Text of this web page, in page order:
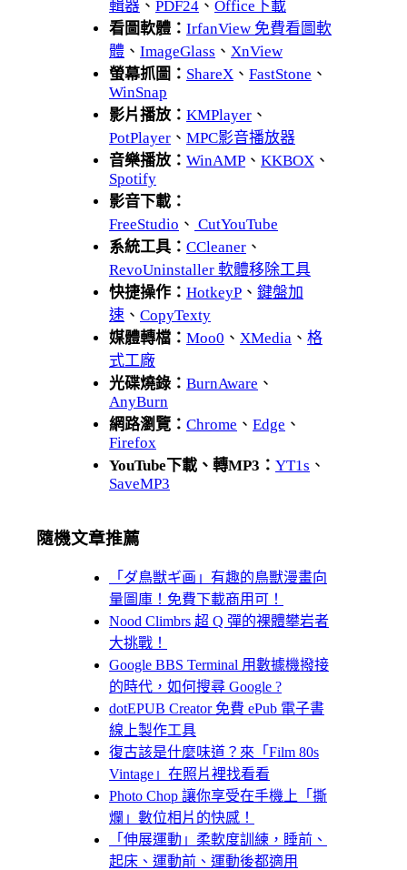
輯器 、 PDF24 、 Office下載
看圖軟體： IrfanView 免費看圖軟
體 、 ImageGlass 、 XnView
螢幕抓圖： ShareX 、 FastStone 、
WinSnap
影片播放： KMPlayer 、
PotPlayer 、 MPC影音播放器
音樂播放： WinAMP 、 KKBOX 、
Spotify
影音下載：
FreeStudio 、 CutYouTube
系統工具： CCleaner 、
RevoUninstaller 軟體移除工具
快捷操作： HotkeyP 、 鍵盤加
速 、 CopyTexty
媒體轉檔： Moo0 、 XMedia 、 格
式工廠
光碟燒錄： BurnAware 、
AnyBurn
網路瀏覽： Chrome 、 Edge 、
Firefox
YouTube下載、轉MP3： YT1s 、
SaveMP3
隨機文章推薦
「ダ鳥獣ギ画」有趣的鳥獸漫畫向
量圖庫！免費下載商用可！
Nood Climbrs 超 Q 彈的裸體攀岩者
大挑戰！
Google BBS Terminal 用數據機撥接
的時代，如何搜尋 Google ?
dotEPUB Creator 免費 ePub 電子書
線上製作工具
復古該是什麼味道？來「Film 80s
Vintage」在照片裡找看看
Photo Chop 讓你享受在手機上「撕
爛」數位相片的快感！
「伸展運動」柔軟度訓練，睡前、
起床、運動前、運動後都適用